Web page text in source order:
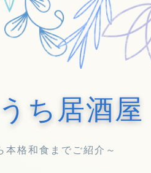
ち居酒屋
本格和食までご紹介～